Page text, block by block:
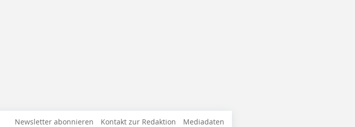
Newsletter abonnieren Kontakt zur Redaktion Mediadaten